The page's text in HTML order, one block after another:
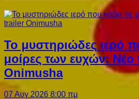
Το μυστηριώδες ιερό
μοίρες των ευχών: Νέο
Onimusha
07 Αυγ 2026 8:00 πμ